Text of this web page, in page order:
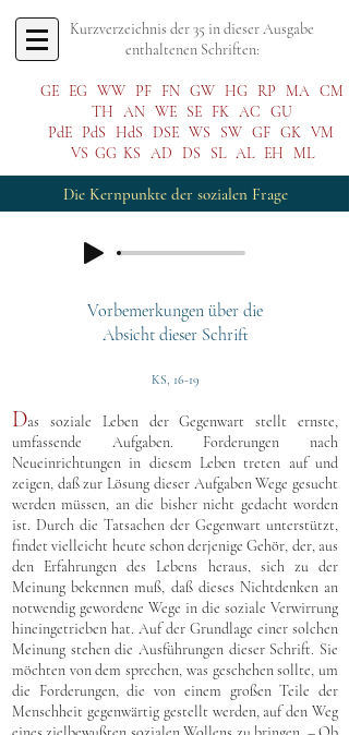
Kurzverzeichnis der 35 in dieser Ausgabe
enthaltenen Schriften:
GE EG WW PF FN GW HG RP MA CM
TH AN WE SE FK AC GU
PdE
PdS HdS DSE WS SW GF GK VM
VS GG KS AD DS SL AL EH ML
Die Kernpunkte der sozialen Frage
Vorbemerkungen über die
Absicht dieser Schrift
KS, 16-19
Das soziale Leben der Gegenwart stellt ernste,
umfassende Aufgaben. Forderungen nach
Neueinrichtungen in diesem Leben treten auf und
zeigen, daß zur Lösung dieser Aufgaben Wege gesucht
werden müssen, an die bisher nicht gedacht worden
ist. Durch die Tatsachen der Gegenwart unterstützt,
findet vielleicht heute schon derjenige Gehör, der, aus
den Erfahrungen des Lebens heraus, sich zu der
Meinung bekennen muß, daß dieses Nichtdenken an
notwendig gewordene Wege in die soziale Verwirrung
hineingetrieben hat. Auf der Grundlage einer solchen
Meinung stehen die Ausführungen dieser Schrift. Sie
möchten von dem sprechen, was geschehen sollte, um
die Forderungen, die von einem großen Teile der
Menschheit gegenwärtig gestellt werden, auf den Weg